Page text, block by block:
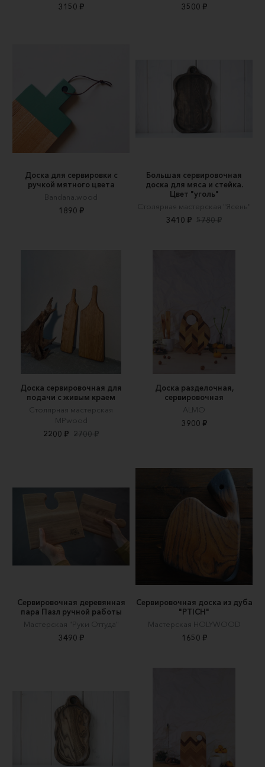
3150 ₽
3500 ₽
Доска для сервировки с
ручкой мятного цвета
Bandana.wood
1890 ₽
Большая сервировочная
доска для мяса и стейка.
Цвет "уголь"
Столярная мастерская "Ясень"
3410 ₽ 5780 ₽
Доска сервировочная для
подачи с живым краем
Столярная мастерская
MPwood
2200 ₽ 2700 ₽
Доска разделочная,
сервировочная
ALMO
3900 ₽
Сервировочная деревянная
пара Пазл ручной работы
Мастерская "Руки Оттуда"
3490 ₽
Сервировочная доска из дуба
"PTICH"
Мастерская HOLYWOOD
1650 ₽